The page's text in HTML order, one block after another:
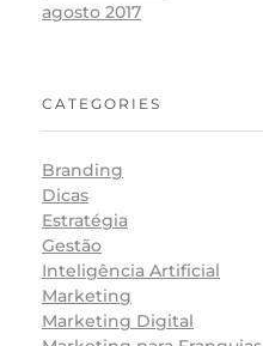
agosto 2017
CATEGORIES
Branding
Dicas
Estratégia
Gestão
Inteligência Artificial
Marketing
Marketing Digital